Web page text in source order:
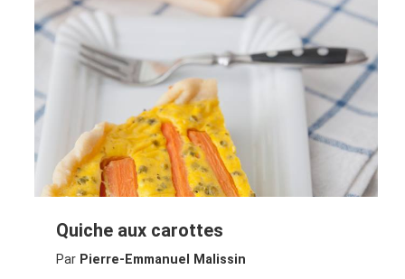
Quiche aux carottes
Par Pierre-Emmanuel Malissin